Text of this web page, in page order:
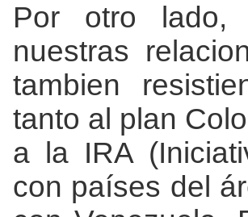
Por otro lado,
nuestras
tambien
tanto al plan
a la IRA
con países del